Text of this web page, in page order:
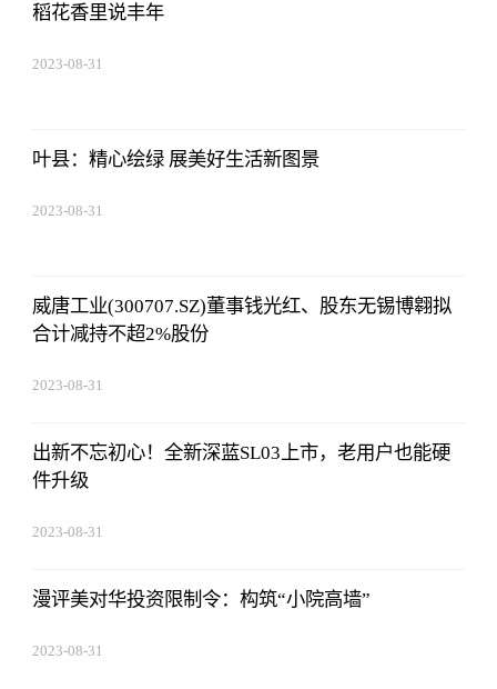
稻花香里说丰年
2023-08-31
叶县：精心绘绿 展美好生活新图景
2023-08-31
威唐工业(300707.SZ)董事钱光红、股东无锡博翱拟
合计减持不超2%股份
2023-08-31
出新不忘初心！全新深蓝SL03上市，老用户也能硬
件升级
2023-08-31
漫评美对华投资限制令：构筑“小院高墙”
2023-08-31